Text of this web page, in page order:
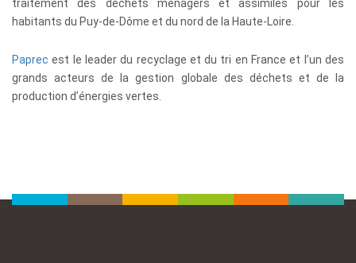
traitement des déchets ménagers et assimilés pour les
habitants du Puy-de-Dôme et du nord de la Haute-Loire.
Paprec est le leader du recyclage et du tri en France et l’un des
grands acteurs de la gestion globale des déchets et de la
production d’énergies vertes.